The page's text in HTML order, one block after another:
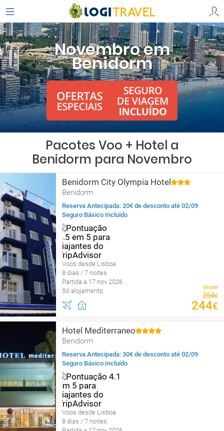
Novembro em
Benidorm
Pacotes Voo + Hotel a
Benidorm para Novembro
Benidorm City Olympia Hotel
Benidorm
Reserva Antecipada: 20€ de desconto até 02/09
Seguro Básico Incluído
Voos desde Lisboa
8 dias / 7 noites
Partida a 17 nov 2026
Só alojamento
desde
254€
244€
Hotel Mediterraneo
Benidorm
Reserva Antecipada: 30€ de desconto até 02/09
Seguro Básico Incluído
Voos desde Lisboa
8 dias / 7 noites